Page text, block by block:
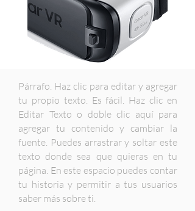
Párrafo. Haz clic para editar y agregar
tu propio texto. Es fácil. Haz clic en
Editar Texto o doble clic aquí para
agregar tu contenido y cambiar la
fuente. Puedes arrastrar y soltar este
texto donde sea que quieras en tu
página. En este espacio puedes contar
tu historia y permitir a tus usuarios
saber más sobre ti.